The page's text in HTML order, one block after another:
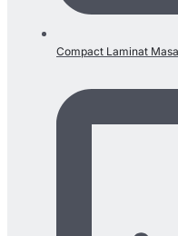
Compact Laminat